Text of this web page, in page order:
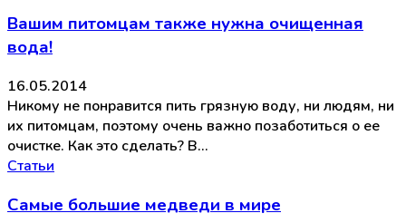
Вашим питомцам также нужна очищенная
вода!
16.05.2014
Никому не понравится пить грязную воду, ни людям, ни
их питомцам, поэтому очень важно позаботиться о ее
очистке. Как это сделать? В…
Статьи
Самые большие медведи в мире